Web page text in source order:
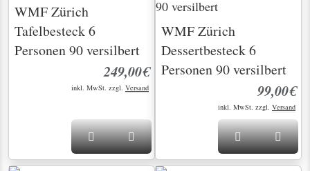
WMF Zürich
Tafelbesteck 6
Personen 90 versilbert
249,00€
inkl. MwSt. zzgl. Versand
WMF Zürich
Dessertbesteck 6
Personen 90 versilbert
99,00€
inkl. MwSt. zzgl. Versand